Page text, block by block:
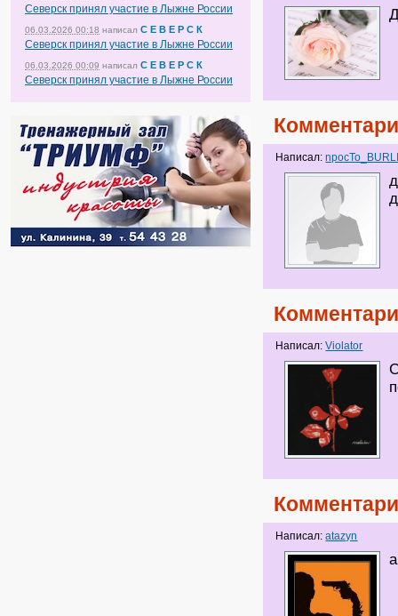
Северск принял участие в Лыжне России
06.03.2026 00:18 написал С Е В Е Р С К
Северск принял участие в Лыжне России
06.03.2026 00:09 написал С Е В Е Р С К
Северск принял участие в Лыжне России
Написал:
Написал:Violator
Написал:atazyn